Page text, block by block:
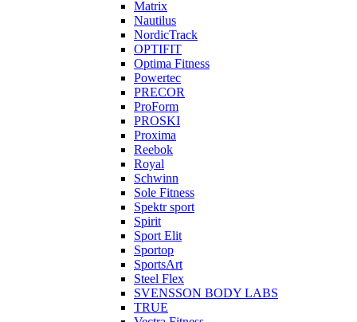
Matrix
Nautilus
NordicTrack
OPTIFIT
Optima Fitness
Powertec
PRECOR
ProForm
PROSKI
Proxima
Reebok
Royal
Schwinn
Sole Fitness
Spektr sport
Spirit
Sport Elit
Sportop
SportsArt
Steel Flex
SVENSSON BODY LABS
TRUE